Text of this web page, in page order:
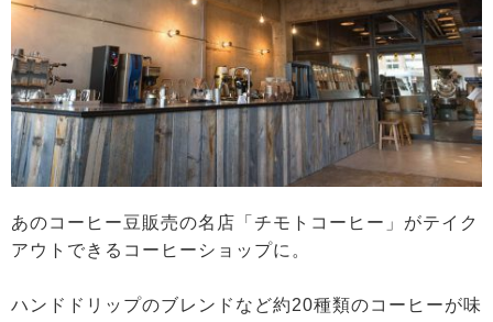
あのコーヒー豆販売の名店「チモトコーヒー」がテイク
アウトできるコーヒーショップに。
ハンドドリップのブレンドなど約20種類のコーヒーが味